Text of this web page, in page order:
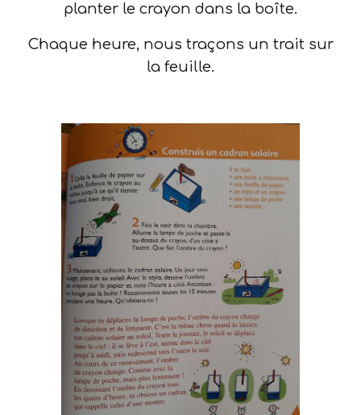
planter le crayon dans la boîte.
Chaque heure, nous traçons un trait sur
la feuille.